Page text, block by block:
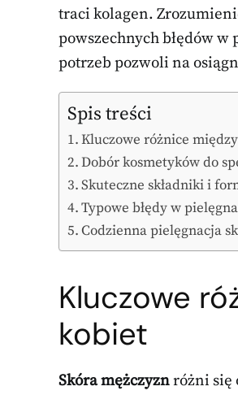
traci kolagen.
powszechnych błędów
potrzeb pozwoli na
Spis treści
Kluczowe różnice
Dobór kosmetyków do
Skuteczne składniki i
Typowe błędy w
Codzienna pielęgnacja
Kluczowe
kobiet
Skóra mężczyznróżni się